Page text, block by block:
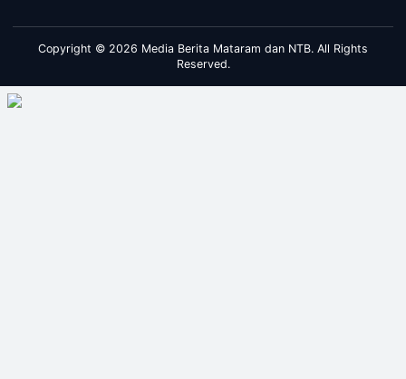
Copyright © 2026 Media Berita Mataram dan NTB. All Rights
Reserved.